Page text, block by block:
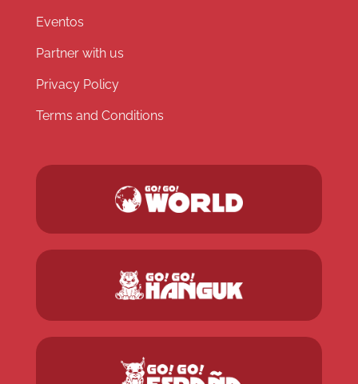
Eventos
Partner with us
Privacy Policy
Terms and Conditions